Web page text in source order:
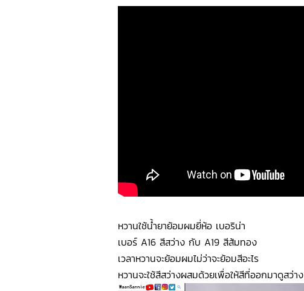
หวานใช้น้ำยาย้อมผมยี่ห้อ เบอริน่า
เบอร์ A16 สีสว่าง กับ A19 สีส้มทอง
เวลาหวานจะย้อมผมไม่ว่าจะย้อมสีอะไร
หวานจะใช้สีสว่างผสมด้วยเพื่อให้สีที่ออกมาดูสว่า